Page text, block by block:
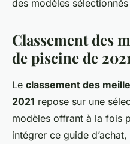
des modèles
Classement des
de piscine de 2021
Le classement des
2021 repose sur une
modèles offrant à la fois
intégrer ce guide